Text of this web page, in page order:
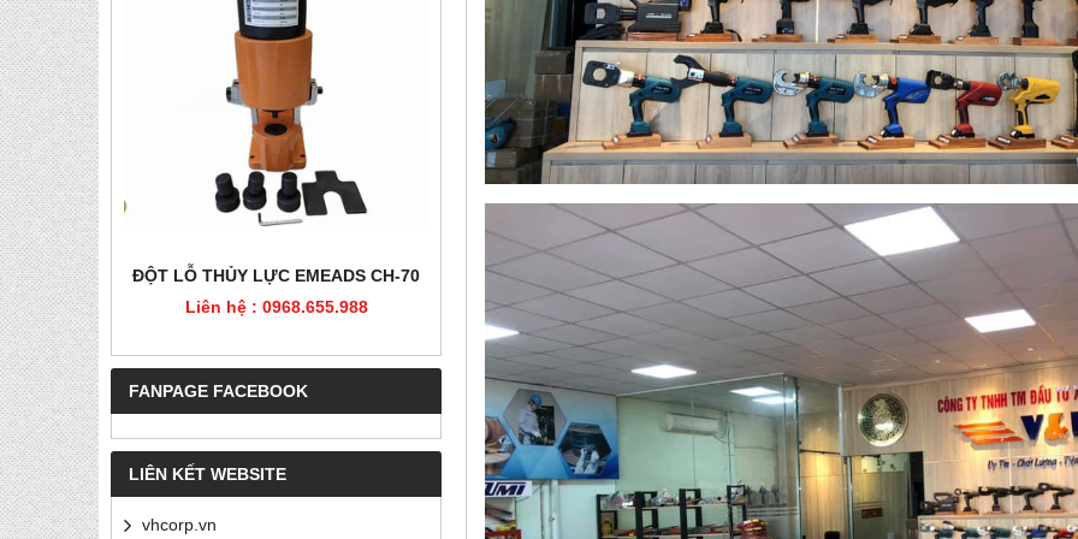
PET
ĐỘT LỖ THỦY LỰC EMEADS CH-70
Liên hệ : 0968.655.988
ĐỘT LỖ THỦY LỰC TLP HHM-70
Liên hệ : 0968.655.988
ĐỘT LỖ THỦY LỰC TLP HHM-70
Liên hệ : 0968.655.988
FANPAGE FACEBOOK
LIÊN KẾT WEBSITE
vhcorp.vn